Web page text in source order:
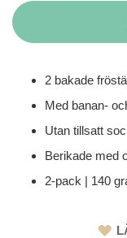
2 bakade
Med banan-
Utan tillsatt
Berikade med
2-pack | 140